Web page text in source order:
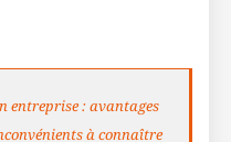
entreprise : avantages
à connaître